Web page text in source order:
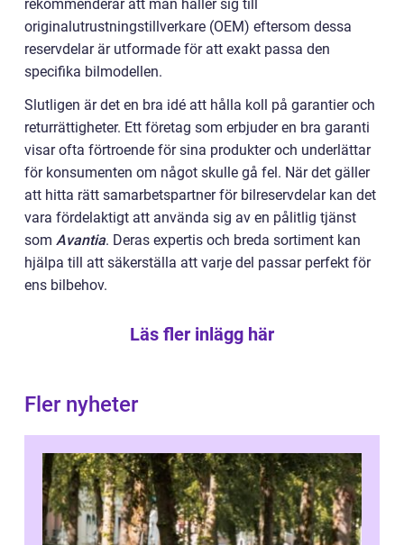
rekommenderar att man håller sig till
originalutrustningstillverkare (OEM) eftersom dessa
reservdelar är utformade för att exakt passa den
specifika bilmodellen.
Slutligen är det en bra idé att hålla koll på garantier och
returrättigheter. Ett företag som erbjuder en bra garanti
visar ofta förtroende för sina produkter och underlättar
för konsumenten om något skulle gå fel. När det gäller
att hitta rätt samarbetspartner för bilreservdelar kan det
vara fördelaktigt att använda sig av en pålitlig tjänst
som Avantia. Deras expertis och breda sortiment kan
hjälpa till att säkerställa att varje del passar perfekt för
ens bilbehov.
Läs fler inlägg här
Fler nyheter